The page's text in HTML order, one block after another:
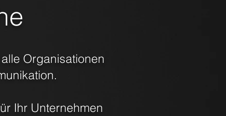
Organisationen
Ihr Unternehmen